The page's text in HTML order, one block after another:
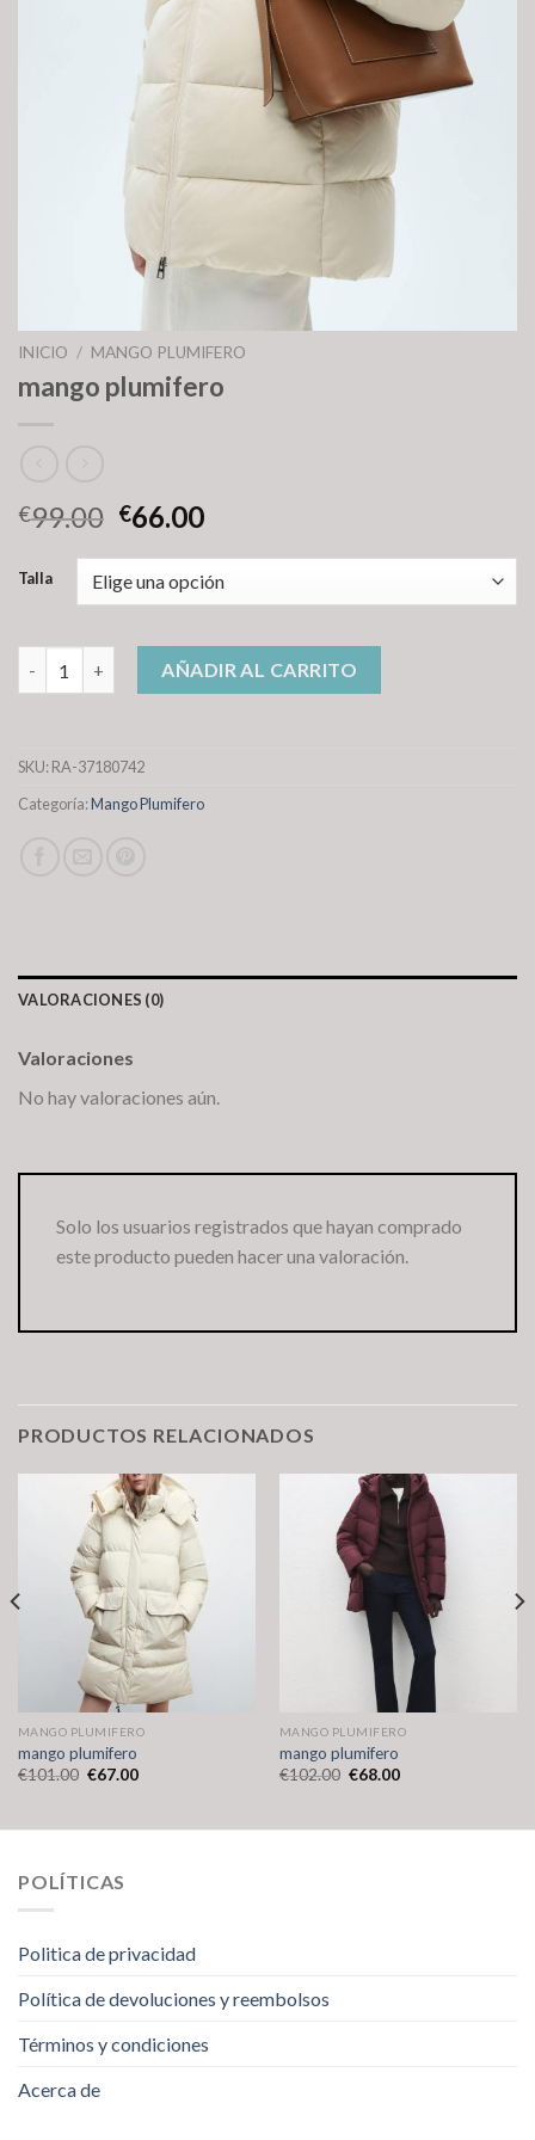
INICIO / MANGO PLUMIFERO
mango plumifero
€99.00 €66.00
Talla
mango plumifero cantidadAÑADIR AL CARRITO
SKU:RA-37180742
Categoría:Mango Plumifero
VALORACIONES (0)
Valoraciones
No hay valoraciones aún.
Solo los usuarios registrados que hayan comprado
este producto pueden hacer una valoración.
PRODUCTOS RELACIONADOS
MANGO PLUMIFERO
mango plumifero
€101.00 €67.00
MANGO PLUMIFERO
mango plumifero
€102.00 €68.00
POLÍTICAS
Politica de privacidad
Política de devoluciones y reembolsos
Términos y condiciones
Acerca de